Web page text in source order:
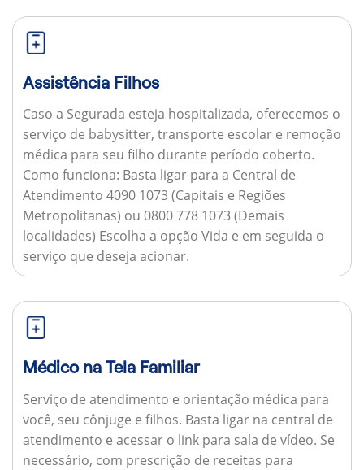
Assistência Filhos
Caso a Segurada esteja hospitalizada, oferecemos o
serviço de babysitter, transporte escolar e remoção
médica para seu filho durante período coberto.
Como funciona: Basta ligar para a Central de
Atendimento 4090 1073 (Capitais e Regiões
Metropolitanas) ou 0800 778 1073 (Demais
localidades) Escolha a opção Vida e em seguida o
serviço que deseja acionar.
Médico na Tela Familiar
Serviço de atendimento e orientação médica para
você, seu cônjuge e filhos. Basta ligar na central de
atendimento e acessar o link para sala de vídeo. Se
necessário, com prescrição de receitas para